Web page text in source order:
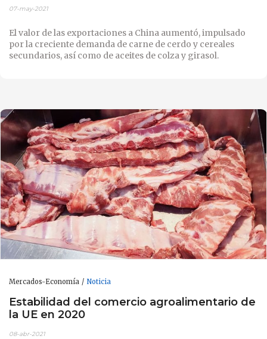
07-may-2021
El valor de las exportaciones a China aumentó, impulsado
por la creciente demanda de carne de cerdo y cereales
secundarios, así como de aceites de colza y girasol.
Mercados-Economía Noticia
Estabilidad del comercio agroalimentario de
la UE en 2020
08-abr-2021